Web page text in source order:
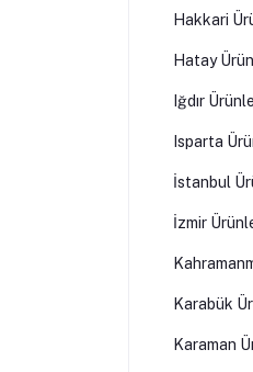
Hakkari
Hatay
Iğdır
Isparta
İstanbul
İzmir
Karabük
Karaman